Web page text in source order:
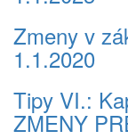
Zmeny v
1.1.2020
Tipy VI.:
ZMENY